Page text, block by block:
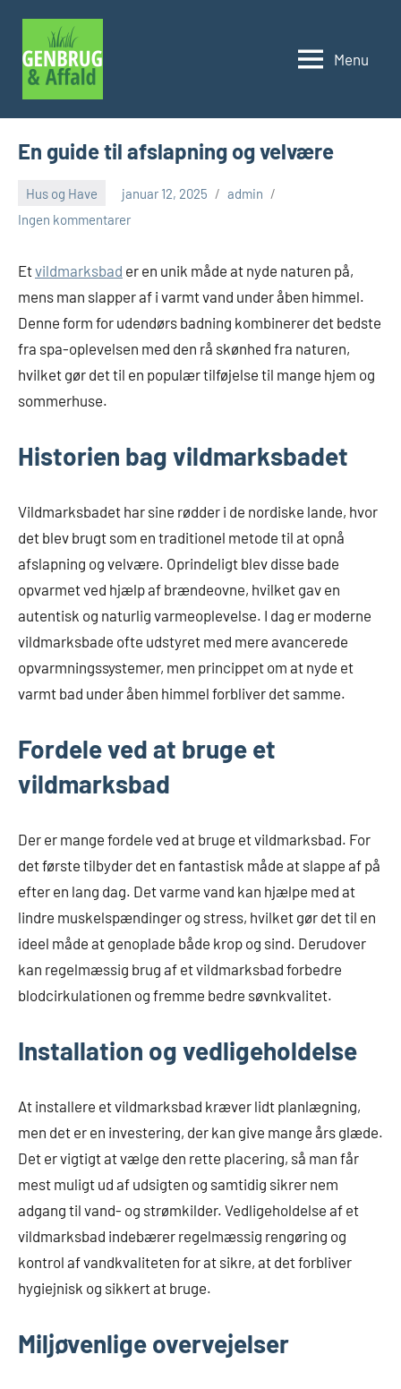
indhold
Menu
En guide til afslapning og velvære
Hus og Have januar 12, 2025
admin
Ingen kommentarer
Etvildmarksbad er en unik måde at nyde naturen på,
mens man slapper af i varmt vand under åben himmel.
Denne form for udendørs badning kombinerer det bedste
fra spa-oplevelsen med den rå skønhed fra naturen,
hvilket gør det til en populær tilføjelse til mange hjem og
sommerhuse.
Historien bag vildmarksbadet
Vildmarksbadet har sine rødder i de nordiske lande, hvor
det blev brugt som en traditionel metode til at opnå
afslapning og velvære. Oprindeligt blev disse bade
opvarmet ved hjælp af brændeovne, hvilket gav en
autentisk og naturlig varmeoplevelse. I dag er moderne
vildmarksbade ofte udstyret med mere avancerede
opvarmningssystemer, men princippet om at nyde et
varmt bad under åben himmel forbliver det samme.
Fordele ved at bruge et
vildmarksbad
Der er mange fordele ved at bruge et vildmarksbad. For
det første tilbyder det en fantastisk måde at slappe af på
efter en lang dag. Det varme vand kan hjælpe med at
lindre muskelspændinger og stress, hvilket gør det til en
ideel måde at genoplade både krop og sind. Derudover
kan regelmæssig brug af et vildmarksbad forbedre
blodcirkulationen og fremme bedre søvnkvalitet.
Installation og vedligeholdelse
At installere et vildmarksbad kræver lidt planlægning,
men det er en investering, der kan give mange års glæde.
Det er vigtigt at vælge den rette placering, så man får
mest muligt ud af udsigten og samtidig sikrer nem
adgang til vand- og strømkilder. Vedligeholdelse af et
vildmarksbad indebærer regelmæssig rengøring og
kontrol af vandkvaliteten for at sikre, at det forbliver
hygiejnisk og sikkert at bruge.
Miljøvenlige overvejelser